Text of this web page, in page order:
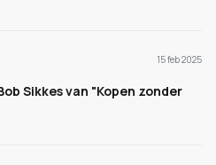
15 feb 2025
Sikkes van "Kopen zonder